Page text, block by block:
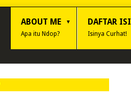
ABOUT ME
Apa itu Ndop?
DAFTAR ISI
Isinya Curhat!